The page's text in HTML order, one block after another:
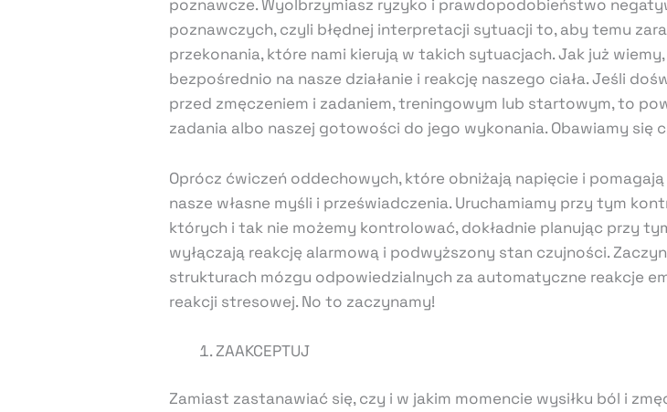
poznawcze. Wyolbrzymiasz ryzyko i prawdopodobieństwo
poznawczych, czyli błędnej interpretacji sytuacji to, aby temu
przekonania, które nami kierują w takich sytuacjach. Jak już
bezpośrednio na nasze działanie i reakcję naszego ciała. Jeśli
przed zmęczeniem i zadaniem, treningowym lub startowym, to
zadania albo naszej gotowości do jego wykonania. Obawiamy się
Oprócz ćwiczeń oddechowych, które obniżają napięcie i
nasze własne myśli i przeświadczenia. Uruchamiamy przy tym
których i tak nie możemy kontrolować, dokładnie planując przy
wyłączają reakcję alarmową i podwyższony stan czujności.
strukturach mózgu odpowiedzialnych za automatyczne reakcje
reakcji stresowej. No to zaczynamy!
ZAAKCEPTUJ
Zamiast zastanawiać się, czy i w jakim momencie wysiłku ból i